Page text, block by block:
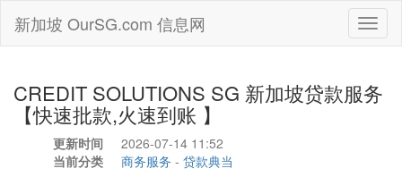
新加坡 OurSG.com 信息网
CREDIT SOLUTIONS SG 新加坡贷款服务
【快速批款,火速到账 】
更新时间
2026-07-14 11:52
当前分类
商务服务 - 贷款典当